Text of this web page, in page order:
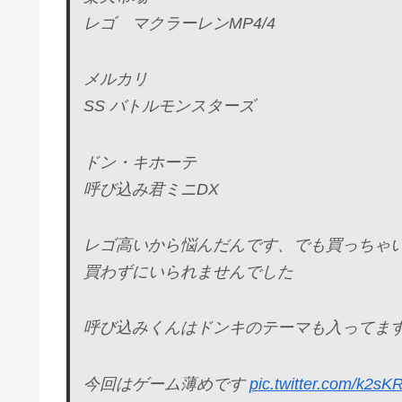
レゴ マクラーレンMP4/4
メルカリ
SS バトルモンスターズ
ドン・キホーテ
呼び込み君ミニDX
レゴ高いから悩んだんです、でも買っちゃ
買わずにいられませんでした
呼び込みくんはドンキのテーマも入ってま
今回はゲーム薄めですpic.twitter.com/